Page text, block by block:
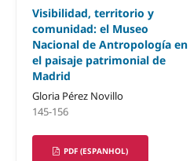
Visibilidad, territorio y
comunidad: el Museo
Nacional de Antropología en
el paisaje patrimonial de
Madrid
Gloria Pérez Novillo
145-156
PDF (ESPANHOL)